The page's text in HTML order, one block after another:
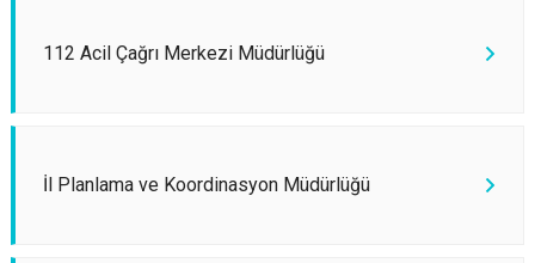
112 Acil Çağrı Merkezi Müdürlüğü
İl Planlama ve Koordinasyon Müdürlüğü